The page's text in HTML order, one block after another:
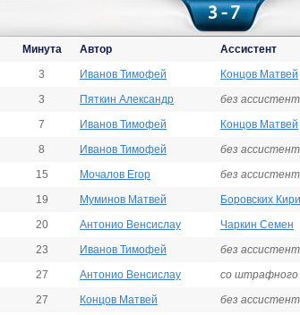
3 - 7
Минута Автор Ассистент
3 Иванов Тимофей Концов Матвей
3 Пяткин Александр без
7 Иванов Тимофей Концов Матвей
8 Иванов Тимофей без
15 Мочалов Егор без
19 Муминов Матвей Боровских
20 Антонио Венсислау Чаркин Семен
23 Иванов Тимофей без
27 Антонио Венсислау со штрафного
27 Концов Матвей без